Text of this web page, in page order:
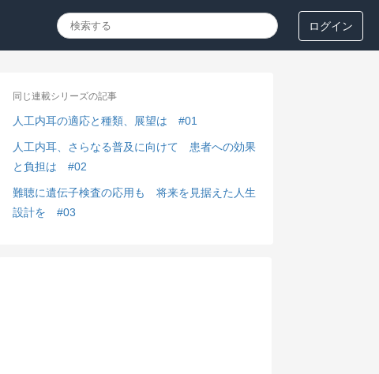
ログイン
同じ連載シリーズの記事
人工内耳の適応と種類、展望は #01
人工内耳、さらなる普及に向けて 患者への効果
と負担は #02
難聴に遺伝子検査の応用も 将来を見据えた人生
設計を #03